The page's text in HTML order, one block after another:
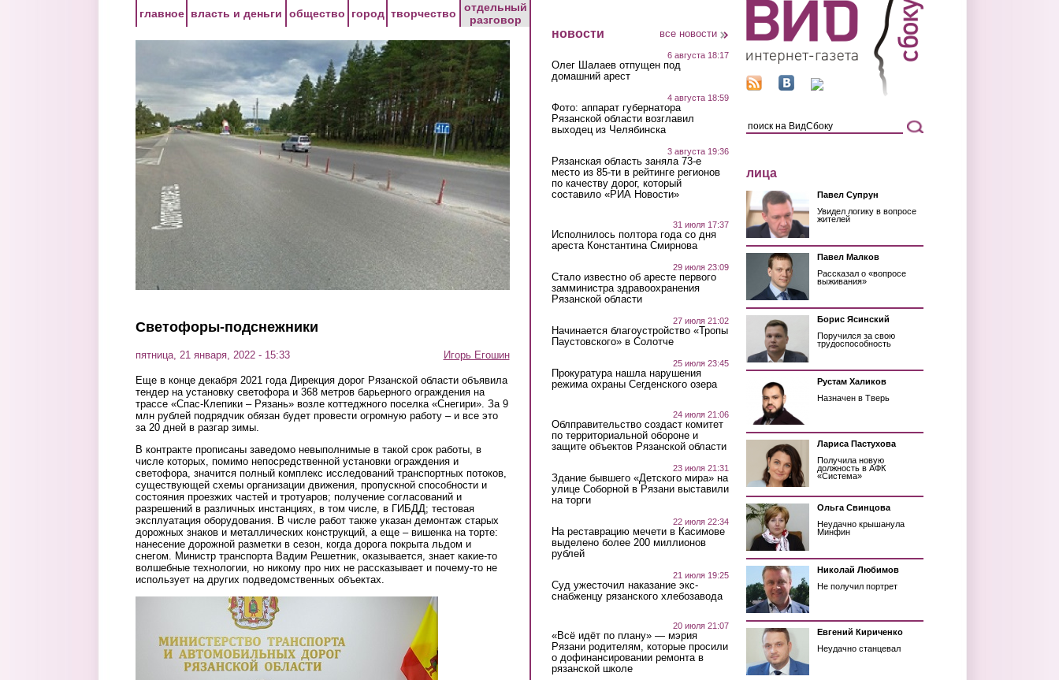
главное власть и деньги общество город творчество
отдельный
разговор
Светофоры-подснежники
пятница, 21 января, 2022 - 15:33 Игорь Егошин
Еще в конце декабря 2021 года Дирекция дорог Рязанской области объявила
тендер на установку светофора и 368 метров барьерного ограждения на
трассе «Спас-Клепики – Рязань» возле коттеджного поселка «Снегири». За 9
млн рублей подрядчик обязан будет провести огромную работу – и все это
за 20 дней в разгар зимы.
В контракте прописаны заведомо невыполнимые в такой срок работы, в
числе которых, помимо непосредственной установки ограждения и
светофора, значится полный комплекс исследований транспортных потоков,
существующей схемы организации движения, пропускной способности и
состояния проезжих частей и тротуаров; получение согласований и
разрешений в различных инстанциях, в том числе, в ГИБДД; тестовая
эксплуатация оборудования. В числе работ также указан демонтаж старых
дорожных знаков и металлических конструкций, а еще – вишенка на торте:
нанесение дорожной разметки в сезон, когда дорога покрыта льдом и
снегом. Министр транспорта Вадим Решетник, оказывается, знает какие-то
волшебные технологии, но никому про них не рассказывает и почему-то не
использует на других подведомственных объектах.
новости все новости
6 августа 18:17
Олег Шалаев отпущен под
домашний арест
4 августа 18:59
Фото: аппарат губернатора
Рязанской области возглавил
выходец из Челябинска
3 августа 19:36
Рязанская область заняла 73-е
место из 85-ти в рейтинге регионов
по качеству дорог, который
составило «РИА Новости»
31 июля 17:37
Исполнилось полтора года со дня
ареста Константина Смирнова
29 июля 23:09
Стало известно об аресте первого
замминистра здравоохранения
Рязанской области
27 июля 21:02
Начинается благоустройство «Тропы
Паустовского» в Солотче
25 июля 23:45
Прокуратура нашла нарушения
режима охраны Сегденского озера
24 июля 21:06
Облправительство создаст комитет
по территориальной обороне и
защите объектов Рязанской области
23 июля 21:31
Здание бывшего «Детского мира» на
улице Соборной в Рязани выставили
на торги
22 июля 22:34
На реставрацию мечети в Касимове
выделено более 200 миллионов
рублей
21 июля 19:25
Суд ужесточил наказание экс-
снабженцу рязанского хлебозавода
20 июля 21:07
«Всё идёт по плану» — мэрия
Рязани родителям, которые просили
о дофинансировании ремонта в
рязанской школе
лица
Павел Супрун
Увидел логику в вопросе
жителей
Павел Малков
Рассказал о «вопросе
выживания»
Борис Ясинский
Поручился за свою
трудоспособность
Рустам Халиков
Назначен в Тверь
Лариса Пастухова
Получила новую
должность в АФК
«Система»
Ольга Свинцова
Неудачно крышанула
Минфин
Николай Любимов
Не получил портрет
Евгений Кириченко
Неудачно станцевал